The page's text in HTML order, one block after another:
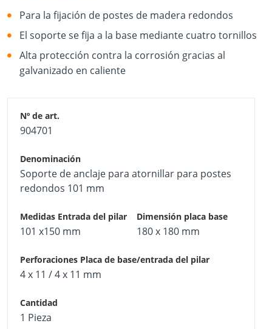
Para la fijación de postes de madera redondos
El soporte se fija a la base mediante cuatro tornillos
Alta protección contra la corrosión gracias al
galvanizado en caliente
904701
Soporte de anclaje para atornillar para postes
redondos 101 mm
101 x150 mm 180 x 180 mm
4 x 11 / 4 x 11 mm
1 Pieza